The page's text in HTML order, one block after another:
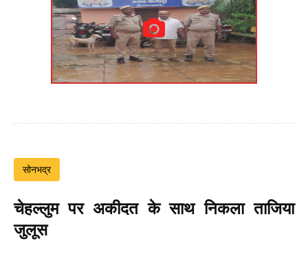
सोनभद्र
चेहल्लुम पर अकीदत के साथ निकला ताजिया
जुलूस